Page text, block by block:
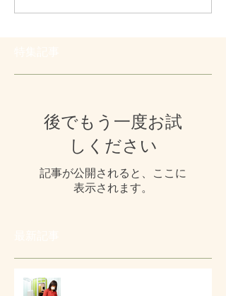
後でもう一度お試
しください
記事が公開されると、ここに
表示されます。